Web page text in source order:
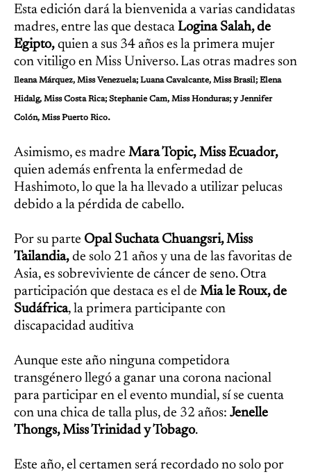
Esta edición dará la bienvenida a varias candidatas
madres, entre las que destaca Logina Salah, de
Egipto, quien a sus 34 años es la primera mujer
con vitiligo en Miss Universo. Las otras madres son
Ileana Márquez, Miss Venezuela; Luana Cavalcante, Miss Brasil; Elena
Hidalg, Miss Costa Rica; Stephanie Cam, Miss Honduras; y Jennifer
Colón, Miss Puerto Rico.
Asimismo, es madre Mara Topic, Miss Ecuador,
quien además enfrenta la enfermedad de
Hashimoto, lo que la ha llevado a utilizar pelucas
debido a la pérdida de cabello.
Por su parte Opal Suchata Chuangsri, Miss
Tailandia, de solo 21 años y una de las favoritas de
Asia, es sobreviviente de cáncer de seno. Otra
participación que destaca es el de Mia le Roux, de
Sudáfrica, la primera participante con
discapacidad auditiva
Aunque este año ninguna competidora
transgénero llegó a ganar una corona nacional
para participar en el evento mundial, sí se cuenta
con una chica de talla plus, de 32 años: Jenelle
Thongs, Miss Trinidad y Tobago.
Este año, el certamen será recordado no solo por